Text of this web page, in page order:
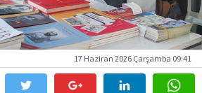
17 Haziran 2026 Çarşamba 09:41